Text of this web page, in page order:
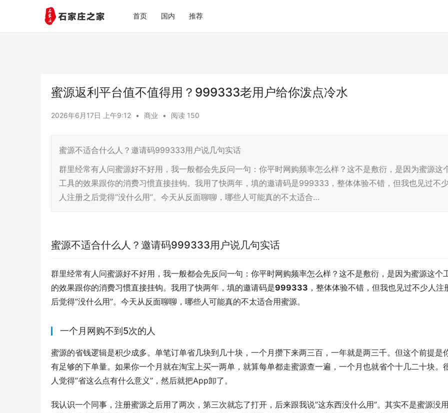
首页 国内 推荐
蜜源返利平台值不值得用？999333老用户给你泼点冷水
2026年6月17日 上午9:12 • 商业 • 阅读 150
蜜源不适合什么人？邀请码999333用户说几句实话
群里经常有人问蜜源好不好用，我一般都会先反问一句：你平时网购频率怎么样？这不是敷衍，是因为蜜源这
工具的效果跟你的消费习惯直接挂钩。我用了快两年，填的邀请码是999333，整体体验不错，但我也见过不
人注册之后觉得”没什么用”。今天从反面聊聊，哪些人可能真的不太适合…
蜜源不适合什么人？邀请码999333用户说几句实话
群里经常有人问蜜源好不好用，我一般都会先反问一句：你平时网购频率怎么样？这不是敷衍，是因为蜜源这个
的效果跟你的消费习惯直接挂钩。我用了快两年，填的邀请码是999333 ，整体体验不错，但我也见过不少人注
后觉得”没什么用”。今天从反面聊聊，哪些人可能真的不太适合用蜜源。
一个月网购不到5次的人
蜜源的省钱逻辑是积少成多。单笔订单省几块到几十块，一个月攒下来两三百，一年就是两三千。但这个前提是
有足够的下单量。如果你一个月就在淘宝上买一两单，就算每单都走蜜源查一遍，一个月也就省个十几二十块。
人觉得”省这么点有什么意义”，然后就把App卸了。
我认识一个同事，注册蜜源之后用了两次，第三次就忘了打开，后来跟我说”这东西没什么用”。其实不是蜜源没